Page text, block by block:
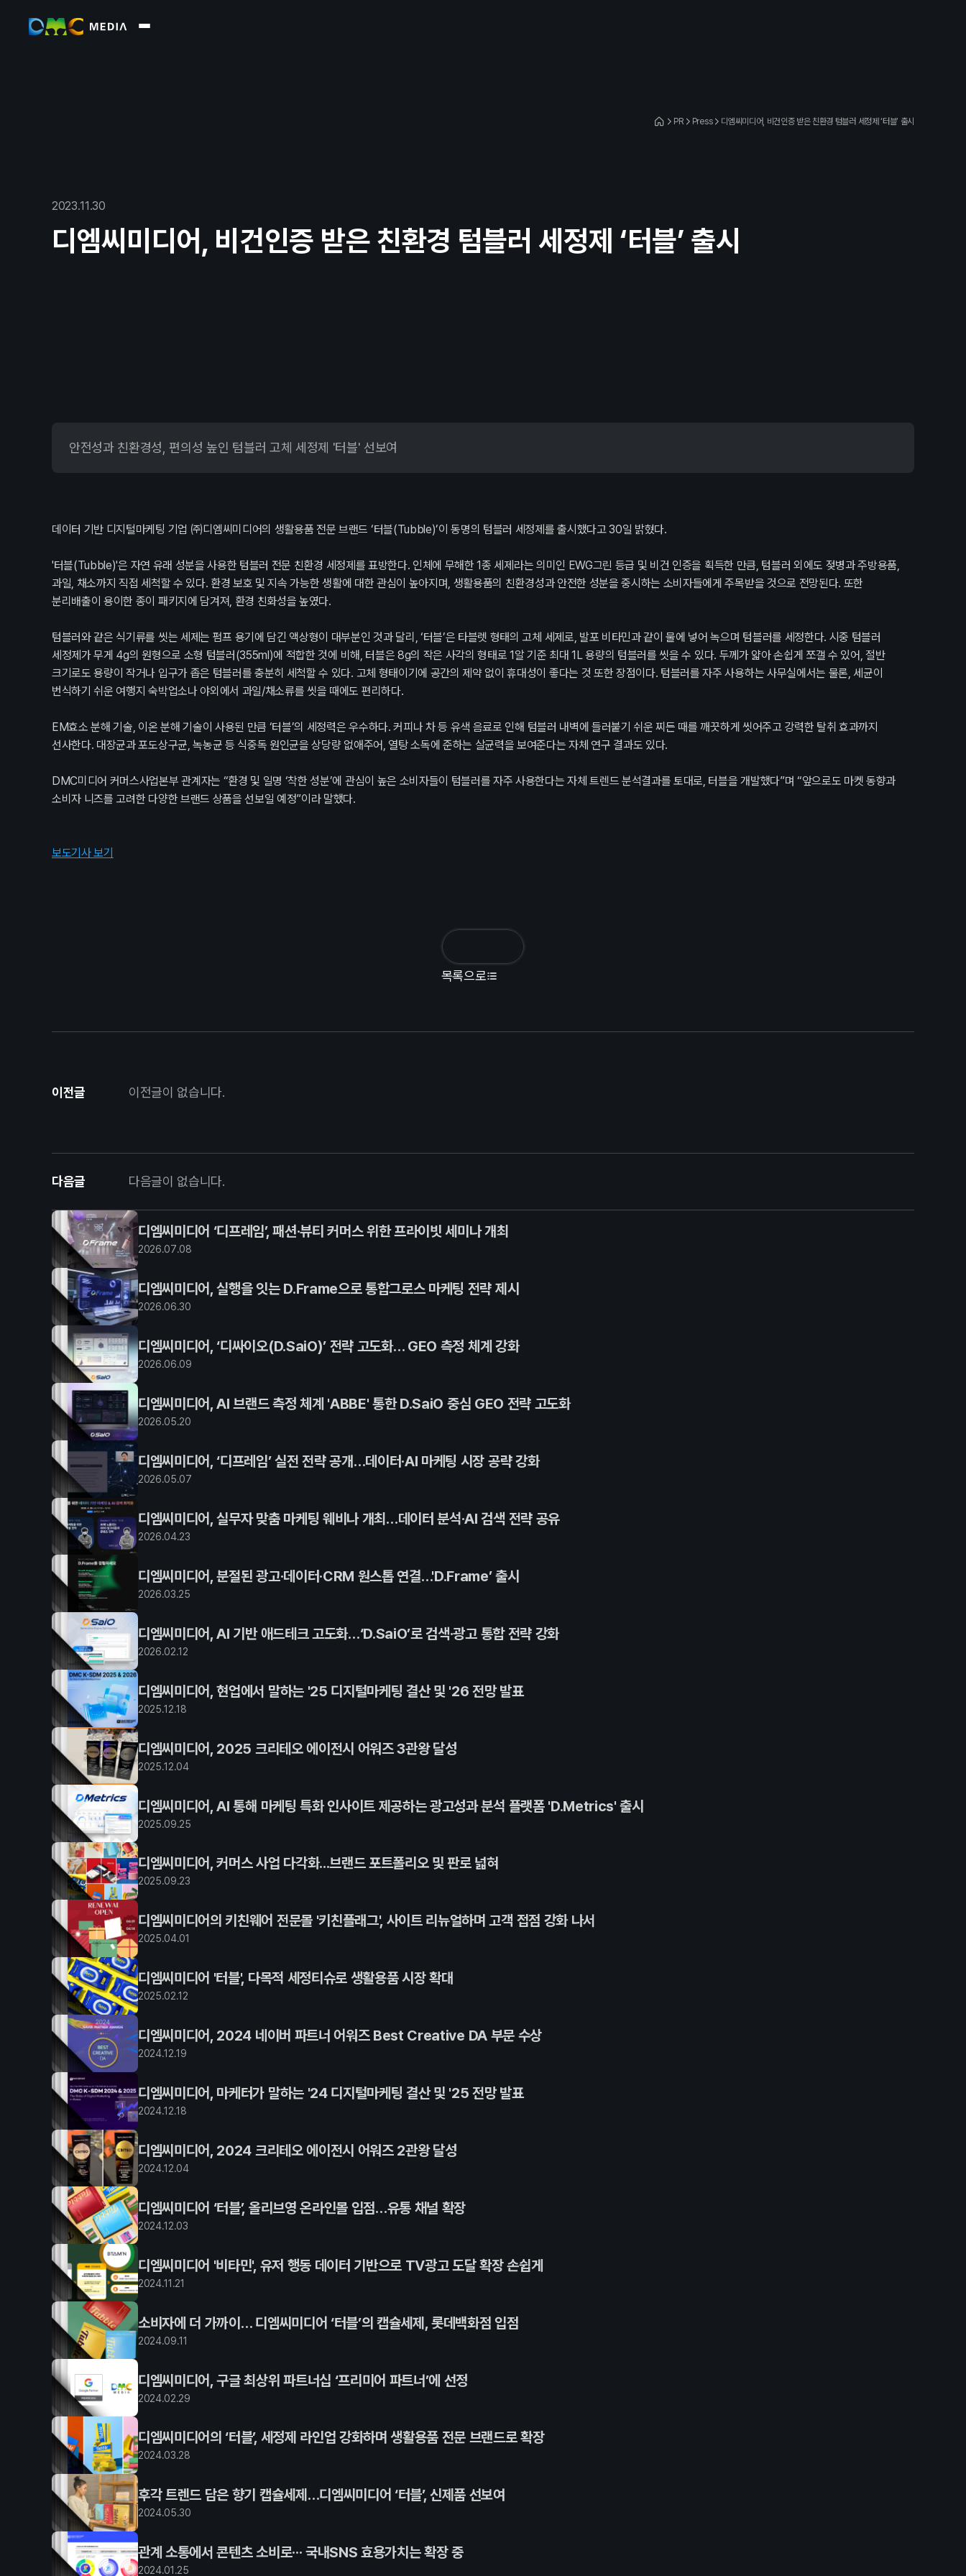
Business Marketing Data Commerce Platform / Solution
Contact 문의하기
PR Press 디엠씨미디어, 비건인증 받은 친환경 텀블러 세정제 ‘터블’ 출시
2023.11.30
디엠씨미디어, 비건인증 받은 친환경 텀블러 세정제 ‘터블’ 출시
안전성과 친환경성, 편의성 높인 텀블러 고체 세정제 '터블' 선보여
데이터 기반 디지털마케팅 기업 ㈜디엠씨미디어의 생활용품 전문 브랜드 ‘터블(Tubble)’이 동명의 텀블러 세정제를 출시했다고 30일 밝혔다.
'터블(Tubble)'은 자연 유래 성분을 사용한 텀블러 전문 친환경 세정제를 표방한다. 인체에 무해한 1종 세제라는 의미인 EWG그린 등급 및 비건 인증을 획득한 만큼, 텀블러 외에도 젖병과 주방용품,
과일, 채소까지 직접 세척할 수 있다. 환경 보호 및 지속 가능한 생활에 대한 관심이 높아지며, 생활용품의 친환경성과 안전한 성분을 중시하는 소비자들에게 주목받을 것으로 전망된다. 또한
분리배출이 용이한 종이 패키지에 담겨져, 환경 친화성을 높였다.
텀블러와 같은 식기류를 씻는 세제는 펌프 용기에 담긴 액상형이 대부분인 것과 달리, ‘터블’은 타블렛 형태의 고체 세제로, 발포 비타민과 같이 물에 넣어 녹으며 텀블러를 세정한다. 시중 텀블러
세정제가 무게 4g의 원형으로 소형 텀블러(355ml)에 적합한 것에 비해, 터블은 8g의 작은 사각의 형태로 1알 기준 최대 1L 용량의 텀블러를 씻을 수 있다. 두께가 얇아 손쉽게 쪼갤 수 있어, 절반
크기로도 용량이 작거나 입구가 좁은 텀블러를 충분히 세척할 수 있다. 고체 형태이기에 공간의 제약 없이 휴대성이 좋다는 것 또한 장점이다. 텀블러를 자주 사용하는 사무실에서는 물론, 세균이
번식하기 쉬운 여행지 숙박업소나 야외에서 과일/채소류를 씻을 때에도 편리하다.
EM효소 분해 기술, 이온 분해 기술이 사용된 만큼 ‘터블’의 세정력은 우수하다. 커피나 차 등 유색 음료로 인해 텀블러 내벽에 들러붙기 쉬운 찌든 때를 깨끗하게 씻어주고 강력한 탈취 효과까지
선사한다. 대장균과 포도상구균, 녹농균 등 식중독 원인균을 상당량 없애주어, 열탕 소독에 준하는 살균력을 보여준다는 자체 연구 결과도 있다.
DMC미디어 커머스사업본부 관계자는 “환경 및 일명 ‘착한 성분’에 관심이 높은 소비자들이 텀블러를 자주 사용한다는 자체 트렌드 분석결과를 토대로, 터블을 개발했다”며 “앞으로도 마켓 동향과
소비자 니즈를 고려한 다양한 브랜드 상품을 선보일 예정”이라 말했다.
보도기사 보기
목록으로
이전글 이전글이 없습니다.
다음글 다음글이 없습니다.
디엠씨미디어 ‘디프레임’, 패션·뷰티 커머스 위한 프라이빗 세미나 개최
2026.07.08
디엠씨미디어, 실행을 잇는 D.Frame으로 통합그로스 마케팅 전략 제시
2026.06.30
디엠씨미디어, ‘디싸이오(D.SaiO)’ 전략 고도화… GEO 측정 체계 강화
2026.06.09
디엠씨미디어, AI 브랜드 측정 체계 'ABBE' 통한 D.SaiO 중심 GEO 전략 고도화
2026.05.20
디엠씨미디어, ‘디프레임’ 실전 전략 공개…데이터·AI 마케팅 시장 공략 강화
2026.05.07
디엠씨미디어, 실무자 맞춤 마케팅 웨비나 개최…데이터 분석·AI 검색 전략 공유
2026.04.23
디엠씨미디어, 분절된 광고·데이터·CRM 원스톱 연결…'D.Frame’ 출시
2026.03.25
디엠씨미디어, AI 기반 애드테크 고도화…‘D.SaiO’로 검색·광고 통합 전략 강화
2026.02.12
디엠씨미디어, 현업에서 말하는 '25 디지털마케팅 결산 및 '26 전망 발표
2025.12.18
디엠씨미디어, 2025 크리테오 에이전시 어워즈 3관왕 달성
2025.12.04
디엠씨미디어, AI 통해 마케팅 특화 인사이트 제공하는 광고성과 분석 플랫폼 'D.Metrics' 출시
2025.09.25
디엠씨미디어, 커머스 사업 다각화...브랜드 포트폴리오 및 판로 넓혀
2025.09.23
디엠씨미디어의 키친웨어 전문몰 '키친플래그', 사이트 리뉴얼하며 고객 접점 강화 나서
2025.04.01
디엠씨미디어 '터블', 다목적 세정티슈로 생활용품 시장 확대
2025.02.12
디엠씨미디어, 2024 네이버 파트너 어워즈 Best Creative DA 부문 수상
2024.12.19
디엠씨미디어, 마케터가 말하는 '24 디지털마케팅 결산 및 '25 전망 발표
2024.12.18
디엠씨미디어, 2024 크리테오 에이전시 어워즈 2관왕 달성
2024.12.04
디엠씨미디어 ‘터블’, 올리브영 온라인몰 입점…유통 채널 확장
2024.12.03
디엠씨미디어 '비타민', 유저 행동 데이터 기반으로 TV광고 도달 확장 손쉽게
2024.11 .21
소비자에 더 가까이… 디엠씨미디어 ‘터블’의 캡슐세제, 롯데백화점 입점
2024.09.11
디엠씨미디어, 구글 최상위 파트너십 ‘프리미어 파트너’에 선정
2024.02.29
디엠씨미디어의 ‘터블’, 세정제 라인업 강화하며 생활용품 전문 브랜드로 확장
2024.03.28
후각 트렌드 담은 향기 캡슐세제…디엠씨미디어 ‘터블’, 신제품 선보여
2024.05.30
관계 소통에서 콘텐츠 소비로··· 국내SNS 효용가치는 확장 중
2024.01 .25